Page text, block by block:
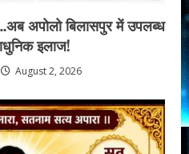
अपोलो बिलासपुर में उपलब्ध
इलाज!
August 2, 2026